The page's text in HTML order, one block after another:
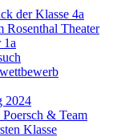
der Klasse 4a
Rosenthal Theater
1a
2024
& Team
Klasse